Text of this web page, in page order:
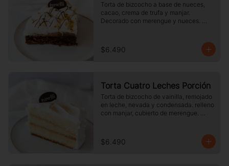
Torta de bizcocho a base de nueces,
cacao, crema de trufa y manjar.
Decorado con merengue y nueces.
$6.490
Torta Cuatro Leches Porción
Torta de bizcocho de vainilla, remojado
en leche, nevada y condensada. relleno
con manjar, cubierto de merengue.
$6.490